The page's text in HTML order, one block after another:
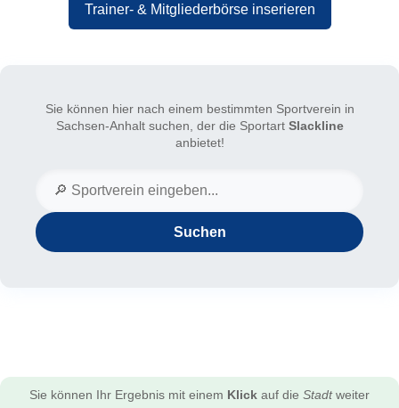
Trainer- & Mitgliederbörse inserieren
Sie können hier nach einem bestimmten Sportverein in
Sachsen-Anhalt suchen, der die Sportart Slackline
anbietet!
Suchen
Sie können Ihr Ergebnis mit einem Klick auf die Stadtweiter